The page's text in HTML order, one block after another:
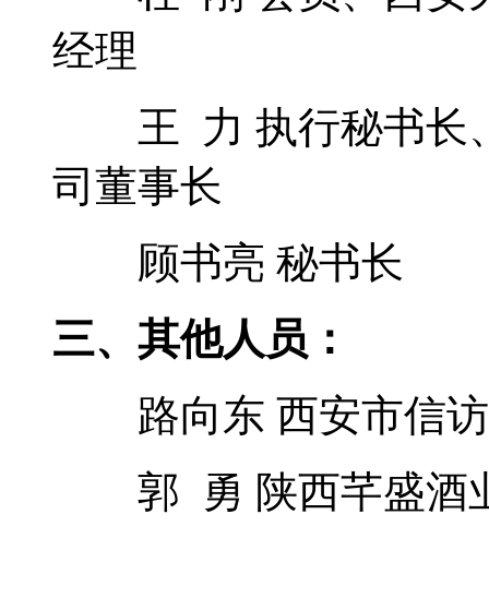
经理
王 力 执行秘书长
司董事长
顾书亮 秘书长
三、其他人员：
路向东 西安市信访
郭 勇 陕西芊盛酒